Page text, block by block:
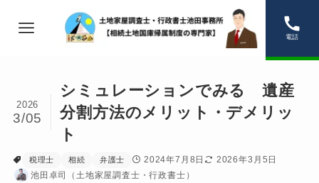
電話
シミュレーションでみる 遺産
分割方法のメリット・デメリッ
ト
2026
3/05
税理士 相続 弁護士 2024年7月8日
2026年3月5日
池田卓司（土地家屋調査士・行政書士）